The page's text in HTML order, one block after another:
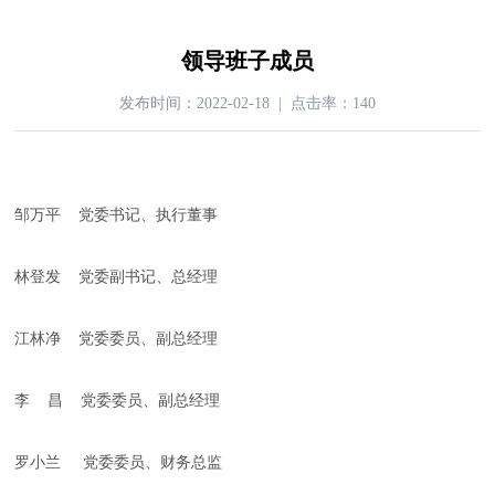
领导班子成员
发布时间：2022-02-18 | 点击率：140
邹万平 党委书记、执行董事
林登发 党委副书记、总经理
江林净 党委委员、副总经理
李 昌 党委委员、副总经理
罗小兰 党委委员、财务总监